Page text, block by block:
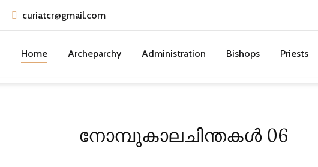
curiatcr@gmail.com
Home Archeparchy Administration Bishops Priests
നോമ്പുകാലചിന്തകൾ 06